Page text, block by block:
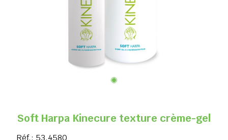
Soft Harpa Kinecure texture crème-gel
Réf.: 53.4580